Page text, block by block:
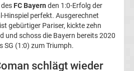
FC Bayern den 1:0-Erfolg der
Hinspiel perfekt. Ausgerechnet
gebürtiger Pariser, kickte zehn
und schoss die Bayern bereits 2020
SG (1:0) zum Triumph.
schlägt wieder